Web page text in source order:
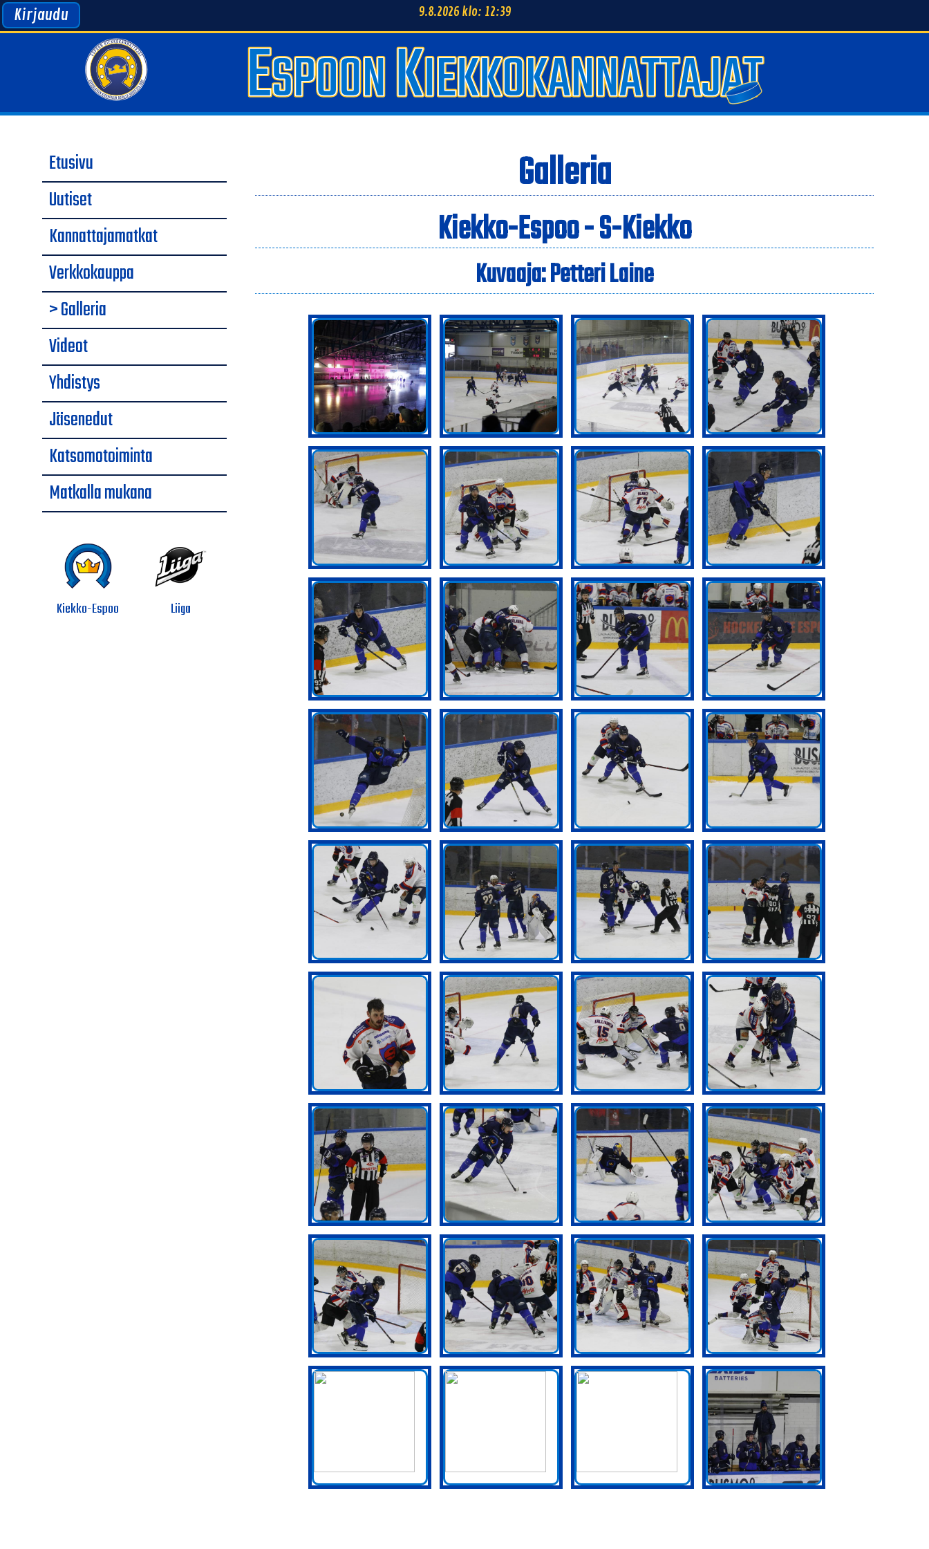
9.8.2026 klo: 12:39
Kirjaudu
Etusivu
Uutiset
Kannattajamatkat
Verkkokauppa
> Galleria
Videot
Yhdistys
Jäsenedut
Katsomotoiminta
Matkalla mukana
Kiekko-Espoo Liiga
Galleria
Kiekko-Espoo - S-Kiekko
Kuvaaja: Petteri Laine